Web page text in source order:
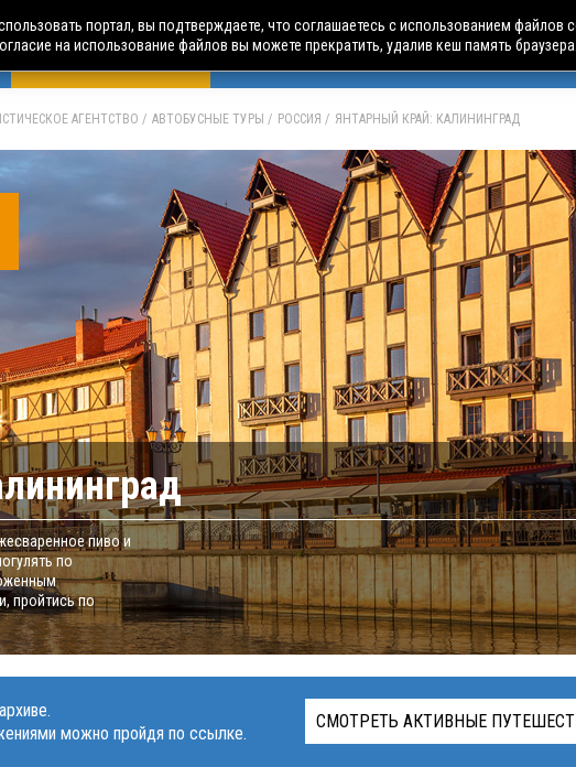
АВТОБУСНЫЕ ТУРЫ АВИА ПУТЕШЕСТВИЯ ЧАРТЕРЫ
АГЕНТСТВО АВТОБУСНЫЕ ТУРЫ РОССИЯ ЯНТАРНЫЙ КРАЙ: КАЛИНИНГРАД
пиво и
по
пройтись по
СМОТРЕТЬ АКТИВНЫЕ
можно пройдя по ссылке.
портал, вы подтверждаете, что соглашаетесь с использованием файлов
на использование файлов вы можете прекратить, удалив кеш память браузера.